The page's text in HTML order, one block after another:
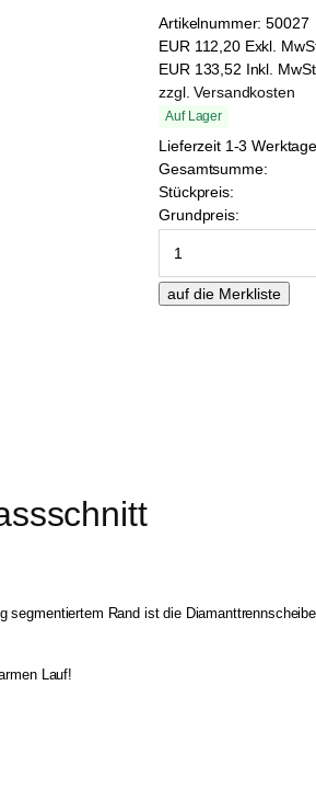
Artikelnummer: 50027
EUR 112,20 Exkl.
EUR 133,52 Inkl. MwSt
zzgl. Versandkosten
Auf Lager
Lieferzeit 1-3
Gesamtsumme:
Stückpreis:
Grundpreis:
Rand ist die
Lauf!